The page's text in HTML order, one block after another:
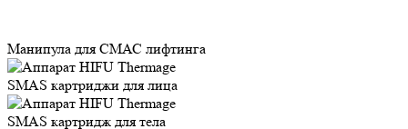
Манипула для СМАС лифтинга
SMAS картриджи для лица
SMAS картридж для тела